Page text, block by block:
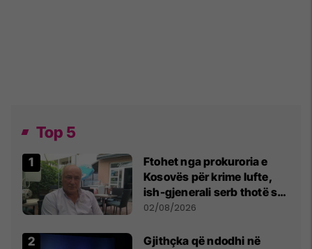
Top 5
Ftohet nga prokuroria e
Kosovës për krime lufte,
ish-gjenerali serb thotë se
dikush e tradhtoi në
02/08/2026
Gjithçka që ndodhi në